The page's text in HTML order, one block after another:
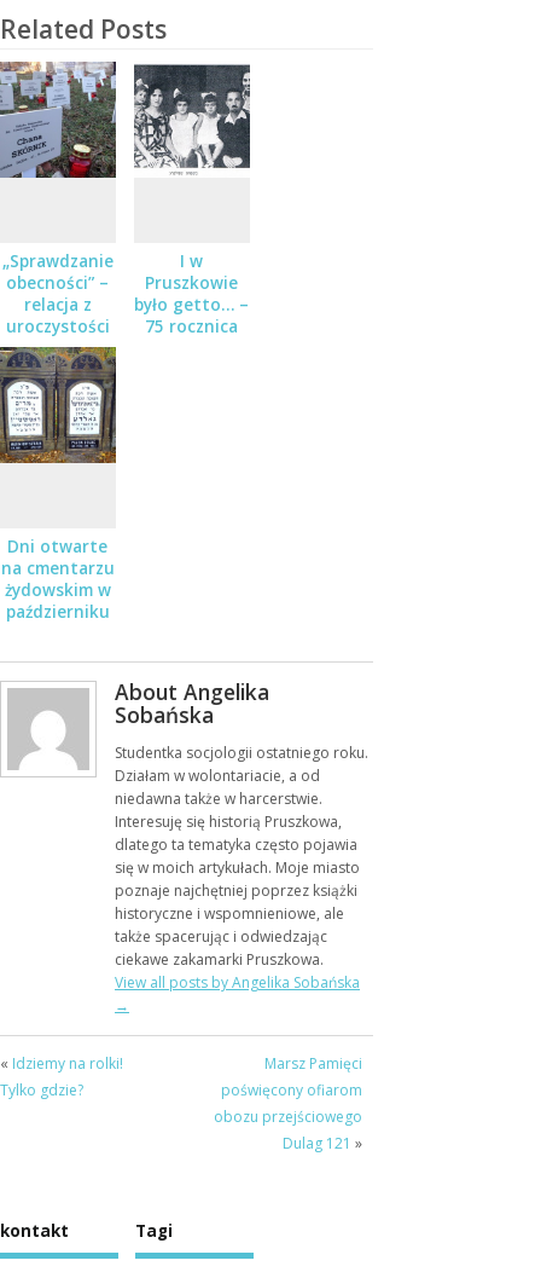
Related Posts
„Sprawdzanie
obecności” –
relacja z
uroczystości
z okazji 75
rocznicy
likwidacji
getta w
Pruszkowie
I w
Pruszkowie
było getto… –
75 rocznica
Dni otwarte
na cmentarzu
żydowskim w
październiku
About Angelika
Sobańska
Studentka socjologii ostatniego roku.
Działam w wolontariacie, a od
niedawna także w harcerstwie.
Interesuję się historią Pruszkowa,
dlatego ta tematyka często pojawia
się w moich artykułach. Moje miasto
poznaje najchętniej poprzez książki
historyczne i wspomnieniowe, ale
także spacerując i odwiedzając
ciekawe zakamarki Pruszkowa.
View all posts by Angelika Sobańska
→
« Idziemy na rolki!
Tylko gdzie?
Marsz Pamięci
poświęcony ofiarom
obozu przejściowego
Dulag 121 »
kontakt Tagi